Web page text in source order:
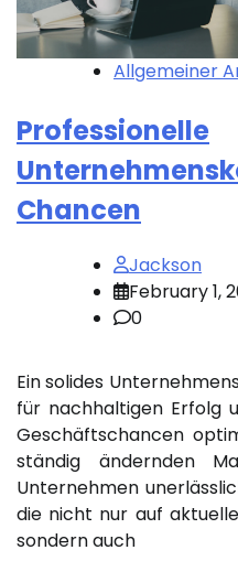
Allgemeiner
Professionelle
Chancen
Jackson
February 1,
0
Ein solides
für nachhaltigen Erfolg
Geschäftschancen
ständig ändernden
Unternehmen
die nicht nur auf
sondern auch